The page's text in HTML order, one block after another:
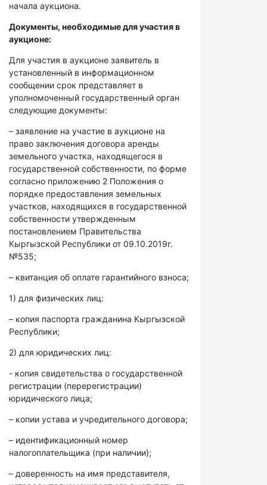
начала аукциона.
Документы, необходимые для участия в
аукционе:
Для участия в аукционе заявитель в
установленный в информационном
сообщении срок представляет в
уполномоченный государственный орган
следующие документы:
– заявление на участие в аукционе на
право заключения договора аренды
земельного участка, находящегося в
государственной собственности, по форме
согласно приложению 2 Положения о
порядке предоставления земельных
участков, находящихся в государственной
собственности утвержденным
постановлением Правительства
Кыргызской Республики от 09.10.2019г.
№535;
– квитанция об оплате гарантийного взноса;
1) для физических лиц:
– копия паспорта гражданина Кыргызской
Республики;
2) для юридических лиц:
- копия свидетельства о государственной
регистрации (перерегистрации)
юридического лица;
– копии устава и учредительного договора;
– идентификационный номер
налогоплательщика (при наличии);
– доверенность на имя представителя,